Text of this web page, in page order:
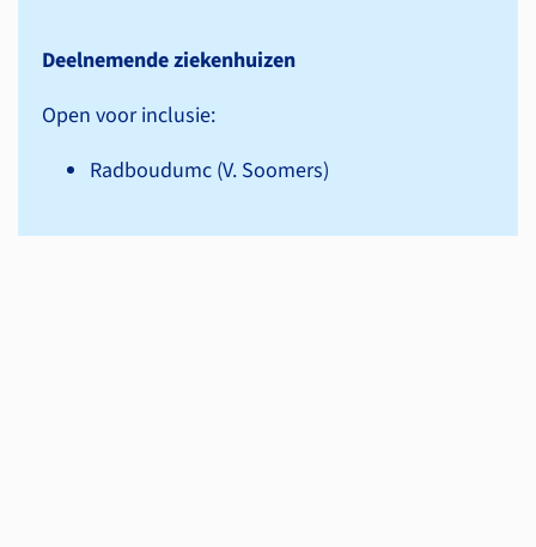
Deelnemende ziekenhuizen
Open voor inclusie:
Radboudumc (V. Soomers)